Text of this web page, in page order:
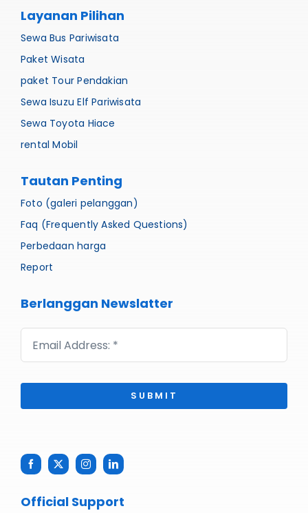
Layanan Pilihan
Sewa Bus Pariwisata
Paket Wisata
paket Tour Pendakian
Sewa Isuzu Elf Pariwisata
Sewa Toyota Hiace
rental Mobil
Tautan Penting
Foto (galeri pelanggan)
Faq (Frequently Asked Questions)
Perbedaan harga
Report
Berlanggan Newslatter
SUBMIT
Official Support